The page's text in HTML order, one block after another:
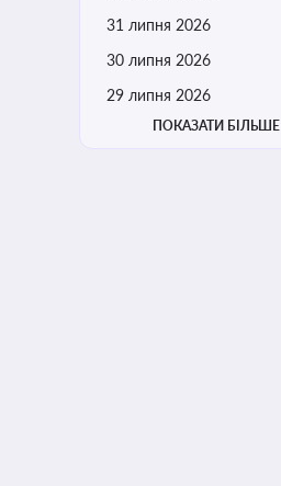
31 липня 2026
30 липня 2026
29 липня 2026
ПОКАЗАТИ БІЛЬШЕ